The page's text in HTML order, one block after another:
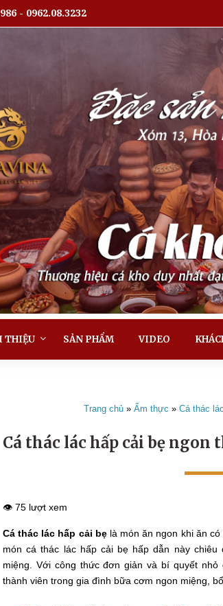
- 0962.08.3232
THIỆU SẢN PHẨM VIDEO
Trang chủ »Ẩm thực »Cá thác
Cá thác lác hấp cải bẹ ngon
👁️ 75 lượt xem
Cá thác lác hấp cải bẹlà món ăn ngon khi ăn có
món cá thác lác hấp cải bẹ hấp dẫn này
miệng. Với công thức đơn giản và bí quyết
thành viên trong gia đình bữa cơm ngon miệng,